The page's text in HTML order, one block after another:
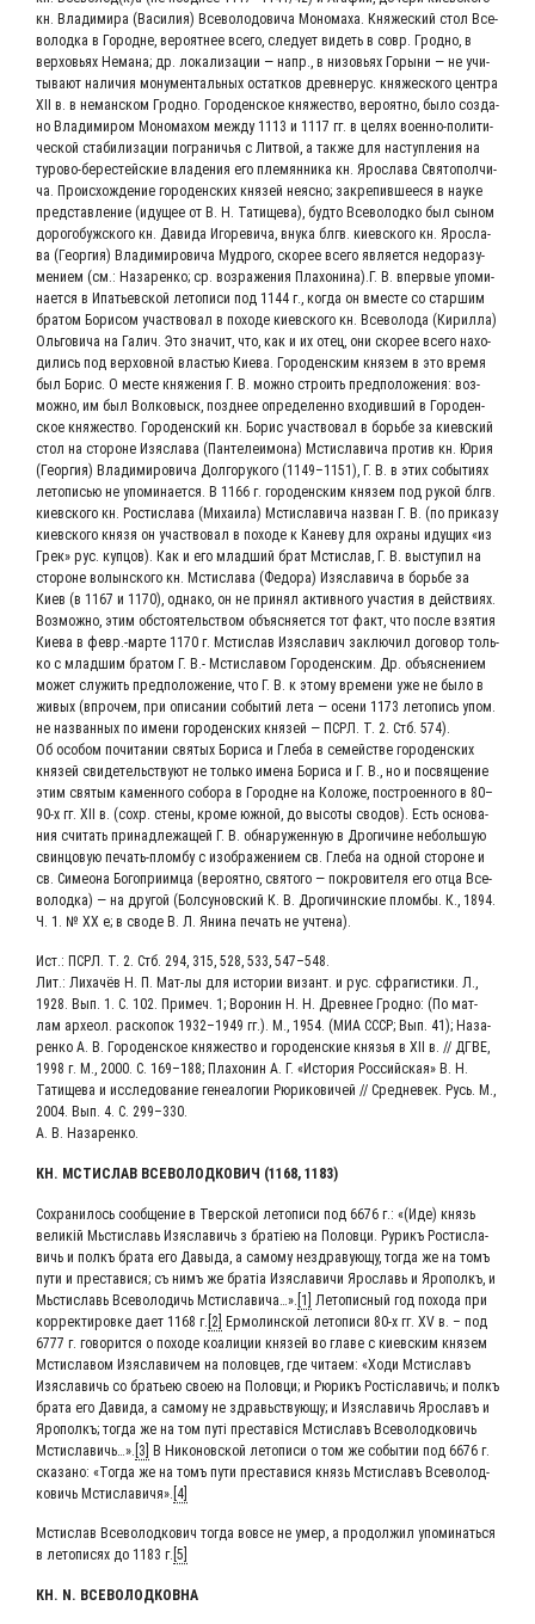
кн. Вла­ди­ми­ра (Васи­лия) Все­во­ло­до­ви­ча Моно­ма­ха. Кня­же­ский стол Все­
во­лод­ка в Городне, веро­ят­нее все­го, сле­ду­ет видеть в совр. Грод­но, в
вер­хо­вьях Нема­на; др. лока­ли­за­ции — напр., в низо­вьях Горы­ни — не учи­
ты­ва­ют нали­чия мону­мен­таль­ных остат­ков древ­не­рус. кня­же­ско­го цен­тра
XII в. в неман­ском Грод­но. Горо­ден­ское кня­же­ство, веро­ят­но, было созда­
но Вла­ди­ми­ром Моно­ма­хом меж­ду 1113 и 1117 гг. в целях воен­но-поли­ти­
че­ской ста­би­ли­за­ции погра­ни­чья с Лит­вой, а так­же для наступ­ле­ния на
туро­во-бере­стей­ские вла­де­ния его пле­мян­ни­ка кн. Яро­сла­ва Свя­то­пол­чи­
ча. Про­ис­хож­де­ние горо­ден­ских кня­зей неяс­но; закре­пив­ше­е­ся в нау­ке
пред­став­ле­ние (иду­щее от В. Н. Тати­ще­ва), буд­то Все­во­лод­ко был сыном
доро­го­буж­ско­го кн. Дави­да Иго­ре­ви­ча, вну­ка блгв. киев­ско­го кн. Яро­сла­
ва (Геор­гия) Вла­ди­ми­ро­ви­ча Муд­ро­го, ско­рее все­го явля­ет­ся недо­ра­зу­
ме­ни­ем (см.: Наза­рен­ко; ср. воз­ра­же­ния Плахонина).Г. В. впер­вые упо­ми­
на­ет­ся в Ипа­тьев­ской лето­пи­си под 1144 г., когда он вме­сте со стар­шим
бра­том Бори­сом участ­во­вал в похо­де киев­ско­го кн. Все­во­ло­да (Кирил­ла)
Оль­го­ви­ча на Галич. Это зна­чит, что, как и их отец, они ско­рее все­го нахо­
ди­лись под вер­хов­ной вла­стью Кие­ва. Горо­ден­ским кня­зем в это вре­мя
был Борис. О месте кня­же­ния Г. В. мож­но стро­ить пред­по­ло­же­ния: воз­
мож­но, им был Вол­ко­выск, позд­нее опре­де­лен­но вхо­див­ший в Горо­ден­
ское кня­же­ство. Горо­ден­ский кн. Борис участ­во­вал в борь­бе за киев­ский
стол на сто­роне Изя­с­ла­ва (Пан­те­ле­и­мо­на) Мсти­сла­ви­ча про­тив кн. Юрия
(Геор­гия) Вла­ди­ми­ро­ви­ча Дол­го­ру­ко­го (1149–1151), Г. В. в этих собы­ти­ях
лето­пи­сью не упо­ми­на­ет­ся. В 1166 г. горо­ден­ским кня­зем под рукой блгв.
киев­ско­го кн. Рости­сла­ва (Миха­и­ла) Мсти­сла­ви­ча назван Г. В. (по при­ка­зу
киев­ско­го кня­зя он участ­во­вал в похо­де к Кане­ву для охра­ны иду­щих «из
Грек» рус. куп­цов). Как и его млад­ший брат Мсти­слав, Г. В. высту­пил на
сто­роне волын­ско­го кн. Мсти­сла­ва (Федо­ра) Изя­с­ла­ви­ча в борь­бе за
Киев (в 1167 и 1170), одна­ко, он не при­нял актив­но­го уча­стия в дей­стви­ях.
Воз­мож­но, этим обсто­я­тель­ством объ­яс­ня­ет­ся тот факт, что после взя­тия
Кие­ва в февр.-марте 1170 г. Мсти­слав Изя­с­ла­вич заклю­чил дого­вор толь­
ко с млад­шим бра­том Г. В.- Мсти­сла­вом Горо­ден­ским. Др. объ­яс­не­ни­ем
может слу­жить пред­по­ло­же­ние, что Г. В. к это­му вре­ме­ни уже не было в
живых (впро­чем, при опи­са­нии собы­тий лета — осе­ни 1173 лето­пись упом.
не назван­ных по име­ни горо­ден­ских кня­зей — ПСРЛ. Т. 2. Стб. 574).
Об осо­бом почи­та­нии свя­тых Бори­са и Гле­ба в семей­стве горо­ден­ских
кня­зей сви­де­тель­ству­ют не толь­ко име­на Бори­са и Г. В., но и посвя­ще­ние
этим свя­тым камен­но­го собо­ра в Городне на Коло­же, постро­ен­но­го в 80–
90‑х гг. XII в. (сохр. сте­ны, кро­ме южной, до высо­ты сво­дов). Есть осно­ва­
ния счи­тать при­над­ле­жа­щей Г. В. обна­ру­жен­ную в Дро­ги­чине неболь­шую
свин­цо­вую печать-плом­бу с изоб­ра­же­ни­ем св. Гле­ба на одной сто­роне и
св. Симео­на Бого­при­им­ца (веро­ят­но, свя­то­го — покро­ви­те­ля его отца Все­
во­лод­ка) — на дру­гой (Бол­су­нов­ский К. В. Дро­ги­чин­ские плом­бы. К., 1894.
Ч. 1. № ХХ е; в сво­де В. Л. Яни­на печать не учтена).
Ист.: ПСРЛ. Т. 2. Стб. 294, 315, 528, 533, 547–548.
Лит.: Лиха­чёв Н. П. Мат-лы для исто­рии визант. и рус. сфра­ги­сти­ки. Л.,
1928. Вып. 1. С. 102. При­меч. 1; Воро­нин Н. Н. Древ­нее Грод­но: (По мат-
лам архе­ол. рас­ко­пок 1932–1949 гг.). М., 1954. (МИА СССР; Вып. 41); Наза­
рен­ко А. В. Горо­ден­ское кня­же­ство и горо­ден­ские кня­зья в XII в. // ДГВЕ,
1998 г. М., 2000. С. 169–188; Пла­хо­нин А. Г. «Исто­рия Рос­сий­ская» В. Н.
Тати­ще­ва и иссле­до­ва­ние гене­а­ло­гии Рюри­ко­ви­чей // Сред­не­век. Русь. М.,
2004. Вып. 4. С. 299–330.
А. В. Назаренко.
КН. МСТИ­СЛАВ ВСЕ­ВО­ЛОД­КО­ВИЧ (1168, 1183)
Сохра­ни­лось сооб­ще­ние в Твер­ской лето­пи­си под 6676 г.: «(Иде) князь
вели­кій Мьсти­славь Изя­с­ла­вичь з братіею на Полов­ци. Рурикъ Рости­сла­
вичь и полкъ бра­та его Давы­да, а само­му незд­ра­ву­ю­щу, тогда же на томъ
пути и пре­ста­ви­ся; съ нимъ же братіа Изя­с­ла­ви­чи Яро­славь и Яро­полкъ, и
Мьсти­славь Все­во­ло­дичь Мсти­сла­ви­ча…». [1]
Лето­пис­ный год похо­да при
кор­рек­ти­ров­ке дает 1168 г. [2] Ермо­лин­ской лето­пи­си 80‑х гг. XV в. – под
6777 г. гово­рит­ся о похо­де коа­ли­ции кня­зей во гла­ве с киев­ским кня­зем
Мсти­сла­вом Изя­с­ла­ви­чем на полов­цев, где чита­ем: «Ходи Мсти­славъ
Изя­с­ла­вичь со бра­тьею сво­ею на Полов­ци; и Рюрикъ Ростi­сла­вичь; и полкъ
бра­та его Дави­да, а само­му не здравь­ству­ю­щу; и Изя­с­ла­вичь Яро­славъ и
Яро­полкъ; тогда же на том путі пре­ставі­ся Мсти­славъ Все­во­лод­ко­вичь
Мсти­сла­вичь…». [3] В Нико­нов­ской лето­пи­си о том же собы­тии под 6676 г.
ска­за­но: «Тогда же на томъ пути пре­ста­ви­ся князь Мсти­славъ Все­во­лод­
ко­вичь Мсти­сла­ви­чя». [4]
Мсти­слав Все­во­лод­ко­вич тогда вовсе не умер, а про­дол­жил упо­ми­нать­ся
в лето­пи­сях до 1183 г. [5]
КН. N. ВСЕВОЛОДКОВНА